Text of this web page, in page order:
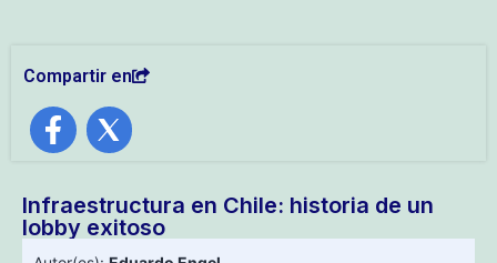
Compartir en
Infraestructura en Chile: historia de un
lobby exitoso